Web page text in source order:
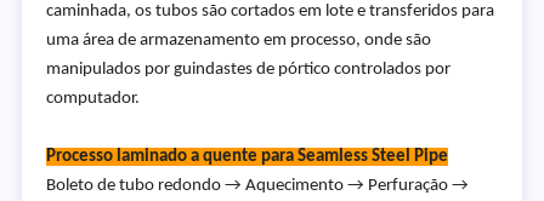
caminhada, os tubos são cortados em lote e transferidos para
uma área de armazenamento em processo, onde são
manipulados por guindastes de pórtico controlados por
computador.
Processo laminado a quente para Seamless Steel Pipe
Boleto de tubo redondo → Aquecimento → Perfuração →